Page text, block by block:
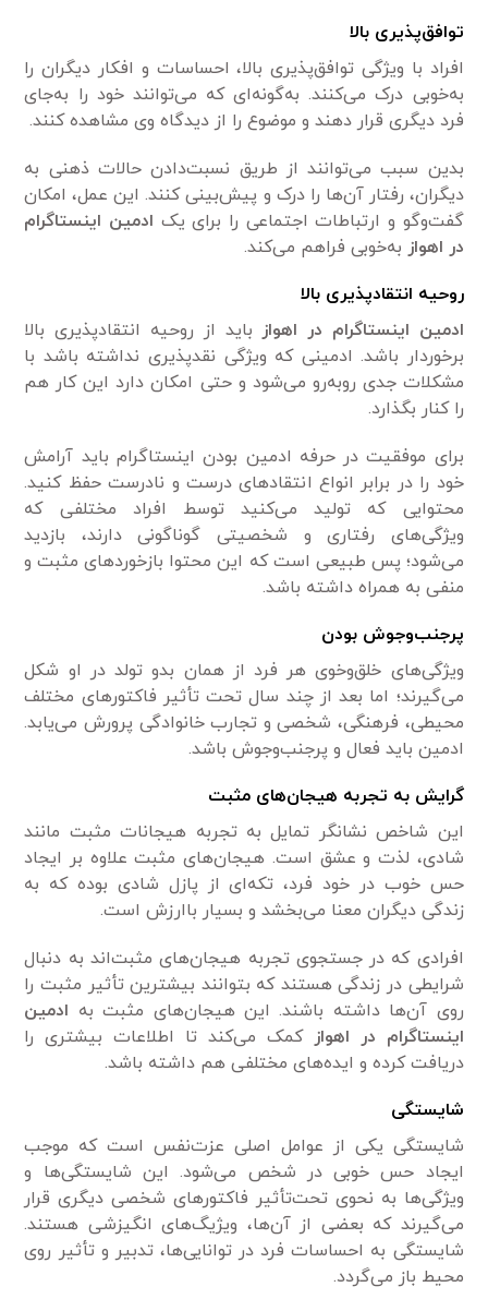
توافق‌پذیری بالا
افراد با ویژگی توافق‌پذیری بالا، احساسات و افکار دیگران را
به‌خوبی درک می‌کنند. به‌‌گونه‌ای که می‌توانند خود را به‌جای
فرد دیگری قرار دهند و موضوع را از دیدگاه وی مشاهده کنند.
بدین سبب می‌توانند از طریق نسبت‌دادن حالات ذهنی به
دیگران، رفتار آن‌ها را درک و پیش‌بینی کنند. این عمل، امکان
گفت‌وگو و ارتباطات اجتماعی را برای یک ادمین اینستاگرام
در اهواز به‌خوبی فراهم می‌کند.
روحیه انتقادپذیری بالا
ادمین اینستاگرام در اهواز باید از روحیه انتقادپذیری بالا
برخوردار باشد. ادمینی که ویژگی نقدپذیری نداشته باشد با
مشکلات جدی روبه‌رو می‌شود و حتی امکان دارد این کار هم
را کنار بگذارد.
برای موفقیت در حرفه ادمین بودن اینستاگرام باید آرامش
خود را در برابر انواع انتقادهای درست و نادرست حفظ کنید.
محتوایی که تولید می‌کنید توسط افراد مختلفی که
ویژگی‌های رفتاری و شخصیتی گوناگونی دارند، بازدید
می‌شود؛ پس طبیعی است که این محتوا بازخوردهای مثبت و
منفی به همراه داشته باشد.
پرجنب‌وجوش بودن
ویژگی‌های خلق‌وخوی هر فرد از همان بدو تولد در او شکل
می‌گیرند؛ اما بعد از چند سال تحت تأثیر فاکتورهای مختلف
محیطی، فرهنگی، شخصی و تجارب خانوادگی پرورش می‌یابد.
ادمین باید فعال و پرجنب‌وجوش باشد.
گرایش به تجربه هیجان‌های مثبت
این شاخص نشانگر تمایل به تجربه هیجانات مثبت مانند
شادی، لذت و عشق است. هیجان‌های مثبت علاوه بر ایجاد
حس خوب در خود فرد، تکه‌ای از پازل شادی بوده که به
زندگی دیگران معنا می‌بخشد و بسیار باارزش است.
افرادی که در جستجوی تجربه هیجان‌های مثبت‌اند به دنبال
شرایطی در زندگی هستند که بتوانند بیشترین تأثیر مثبت را
روی آن‌ها داشته باشند. این هیجان‌های مثبت به ادمین
اینستاگرام در اهواز کمک می‌کند تا اطلاعات بیشتری را
دریافت کرده و ایده‌های مختلفی هم داشته باشد.
شایستگی
شایستگی یکی از عوامل اصلی عزت‌نفس است که موجب
ایجاد حس خوبی در شخص می‌شود. این شایستگی‌ها و
ویژگی‌ها به نحوی تحت‌‌تأثیر فاکتورهای شخصی دیگری قرار
می‌گیرند که بعضی از آن‌ها، ویژیگ‌های انگیزشی هستند.
شایستگی به احساسات فرد در توانایی‌ها، تدبیر و تأثیر روی
محیط باز می‌گردد.